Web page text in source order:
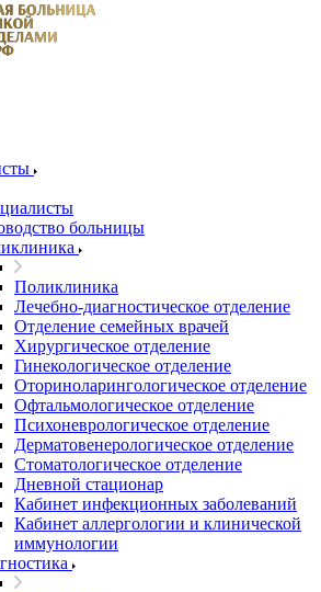
больницы
Поликлиника
Лечебно-диагностическое отделение
Отделение семейных врачей
Хирургическое отделение
Гинекологическое отделение
Оториноларингологическое отделение
Офтальмологическое отделение
Психоневрологическое отделение
Дерматовенерологическое отделение
Стоматологическое отделение
Дневной стационар
Кабинет инфекционных заболеваний
Кабинет аллергологии и клинической
иммунологии